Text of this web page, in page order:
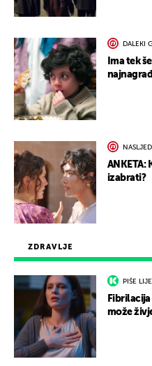
ZDRAVLJE
PIŠE
može
DALEKI
Ima tek
ANKETA:
izabrati?